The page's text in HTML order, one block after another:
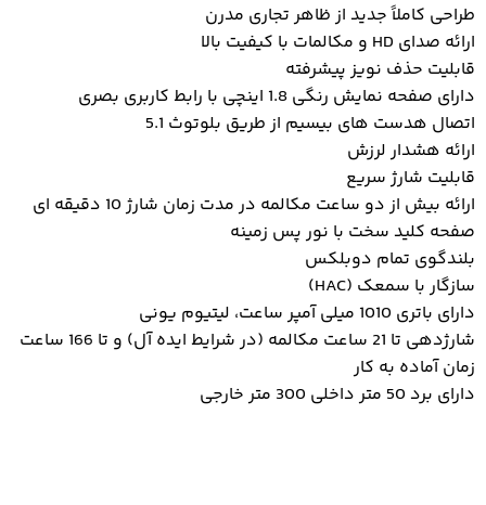
طراحی کاملاً جدید از ظاهر تجاری مدرن
ارائه صدای HD و مکالمات با کیفیت بالا
قابلیت حذف نویز پیشرفته
دارای صفحه نمایش رنگی 1.8 اینچی با رابط کاربری بصری
اتصال هدست های بیسیم از طریق بلوتوث 5.1
ارائه هشدار لرزش
قابلیت شارژ سریع
ارائه بیش از دو ساعت مکالمه در مدت زمان شارژ 10 دقیقه ای
صفحه کلید سخت با نور پس زمینه
بلندگوی تمام دوبلکس
سازگار با سمعک (HAC)
دارای باتری 1010 میلی آمپر ساعت، لیتیوم یونی
شارژدهی تا 21 ساعت مکالمه (در شرایط ایده آل) و تا 166 ساعت
زمان آماده به کار
دارای برد 50 متر داخلی 300 متر خارجی